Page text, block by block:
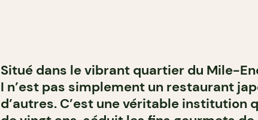
Situé dans le vibrant quartier du Mile-
I n’est pas simplement un restaurant
d’autres. C’est une véritable institution